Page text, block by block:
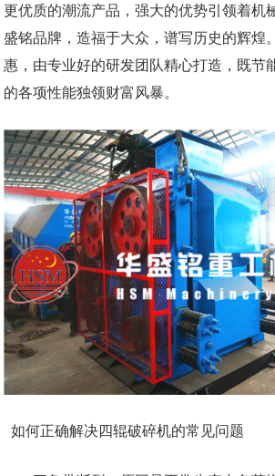
更优质的潮流产品，强大的优势引领着机
盛铭品牌，造福于大众，谱写历史的辉煌
惠，由专业好的研发团队精心打造，既节
的各项性能独领财富风暴。
如何正确解决四辊破碎机的常见问题